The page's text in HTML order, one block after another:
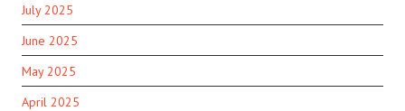
July 2025
June 2025
May 2025
April 2025